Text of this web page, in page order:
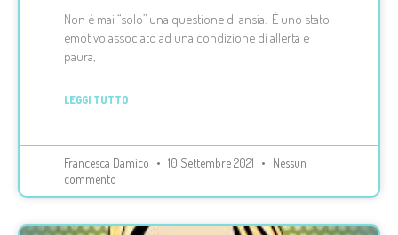
Non è mai “solo” una questione di ansia. È uno stato
emotivo associato ad una condizione di allerta e
paura,
LEGGI TUTTO
Francesca Damico 10 Settembre 2021
Nessun
commento